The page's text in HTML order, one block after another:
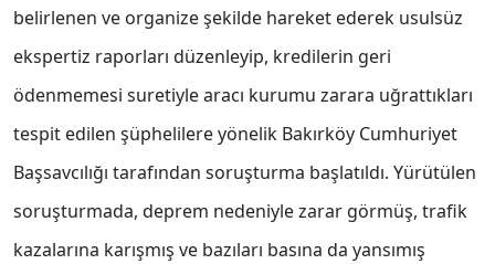
belirlenen ve organize şekilde hareket ederek usulsüz
ekspertiz raporları düzenleyip, kredilerin geri
ödenmemesi suretiyle aracı kurumu zarara uğrattıkları
tespit edilen şüphelilere yönelik Bakırköy Cumhuriyet
Başsavcılığı tarafından soruşturma başlatıldı. Yürütülen
soruşturmada, deprem nedeniyle zarar görmüş, trafik
kazalarına karışmış ve bazıları basına da yansımış